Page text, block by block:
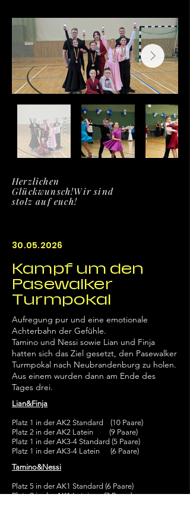
Herzlichen
Glückwunsch!Wir sind
stolz auf euch!
30.05.2026
Kampf um den
Pasewalker
Turmpokal
Aufregung pur und eine emotionale
Achterbahn der Gefühle.
Tamino und Nessi sowie Lian und Finja
hatten sich das Ziel gesetzt, den Pasewalker
Turmpokal nach Neubrandenburg zu holen.
Aus einem wurden dann am Ende des
Tages drei.
Lian&Finja
Platz 1 in der AK2 Standard (10 Paare)
Platz 2 in der AK2 Latein (9 Paare)
Platz 1 in der AK3-4 Standard (5 Paare)
Platz 1 in der AK3-4 Latein (6 Paare)
Tamino&Nessi
Platz 5 in der AK1 Standard (6 Paare)
Platz 2 in der AK1 Latein (7 Paare)